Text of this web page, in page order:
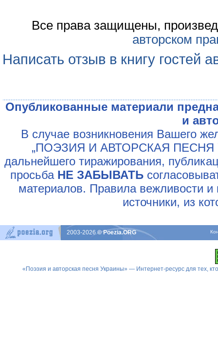
Все права защищены,
авторском
Написать отзыв в книгу гостей
Опубликованные материали
и
В случае возникновения Вашего
„ПОЭЗИЯ И АВТОРСКАЯ ПЕСНЯ
дальнейшего тиражирования,
просьба НЕ ЗАБЫВАТЬ
материалов. Правила вежливости и
источники, из
2003-2026© Poezia.ORG
«Поэзия и авторская песня Украины» — Интернет-ресурс для тех,